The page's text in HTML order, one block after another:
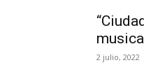
2 julio, 2022